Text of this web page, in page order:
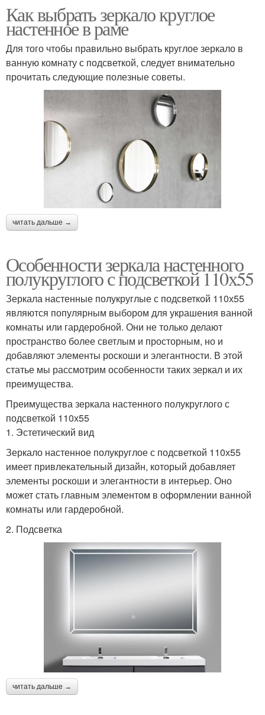
Как выбрать зеркало круглое
настенное в раме
Для того чтобы правильно выбрать круглое зеркало в
ванную комнату с подсветкой, следует внимательно
прочитать следующие полезные советы.
читать дальше →
Особенности зеркала настенного
полукруглого с подсветкой 110х55
Зеркала настенные полукруглые с подсветкой 110х55
являются популярным выбором для украшения ванной
комнаты или гардеробной. Они не только делают
пространство более светлым и просторным, но и
добавляют элементы роскоши и элегантности. В этой
статье мы рассмотрим особенности таких зеркал и их
преимущества.
Преимущества зеркала настенного полукруглого с
подсветкой 110х55
1. Эстетический вид
Зеркало настенное полукруглое с подсветкой 110х55
имеет привлекательный дизайн, который добавляет
элементы роскоши и элегантности в интерьер. Оно
может стать главным элементом в оформлении ванной
комнаты или гардеробной.
2. Подсветка
читать дальше →